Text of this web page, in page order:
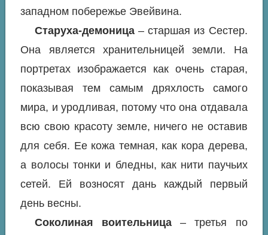
западном побережье Эвейвина.
Старуха-демоница– старшая из Сестер.
Она является хранительницей земли. На
портретах изображается как очень старая,
показывая тем самым дряхлость самого
мира, и уродливая, потому что она отдавала
всю свою красоту земле, ничего не оставив
для себя. Ее кожа темная, как кора дерева,
а волосы тонки и бледны, как нити паучьих
сетей. Ей возносят дань каждый первый
день весны.
Соколиная воительница – третья по